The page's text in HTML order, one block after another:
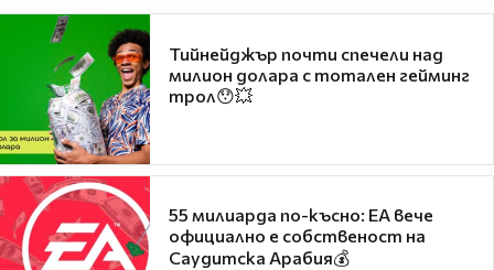
Тийнейджър почти спечели над
милион долара с тотален гейминг
трол😯💥
55 милиарда по-късно: EA вече
официално е собственост на
Саудитска Арабия💰